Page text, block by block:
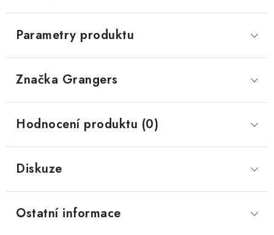
Parametry produktu
Značka Grangers
Hodnocení produktu (0)
Diskuze
Ostatní informace